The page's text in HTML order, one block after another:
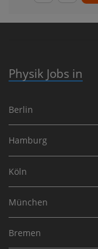
Physik Jobs in
Berlin
Hamburg
Köln
München
Bremen